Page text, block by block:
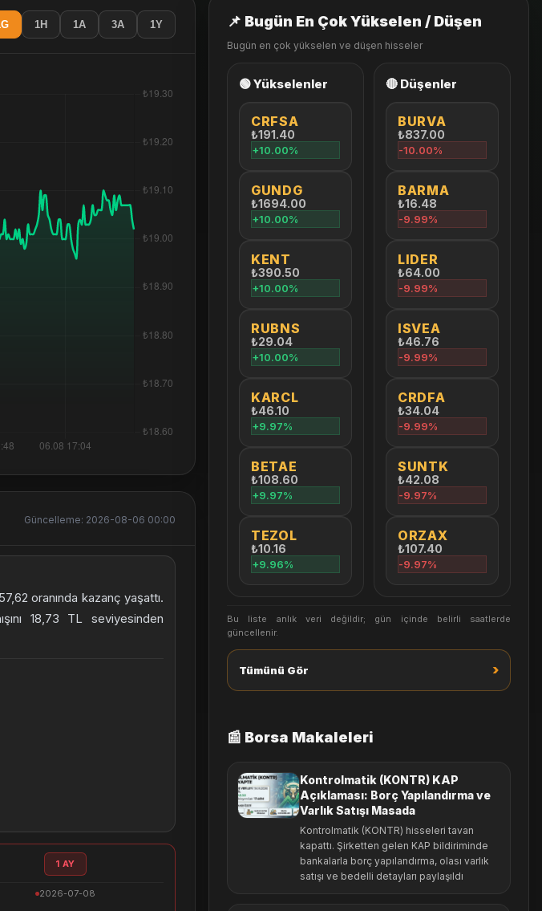
1H 1A 3A 1Y
Güncelleme: 2026-08-06 00:00
oranında kazanç yaşattı.
18,73 TL seviyesinden
1 AY
2026-07-08
📌 Bugün En Çok Yükselen / Düşen
Bugün en çok yükselen ve düşen hisseler
🟢 Yükselenler
CRFSA
₺191.40
+10.00%
GUNDG
₺1694.00
+10.00%
KENT
₺390.50
+10.00%
RUBNS
₺29.04
+10.00%
KARCL
₺46.10
+9.97%
BETAE
₺108.60
+9.97%
TEZOL
₺10.16
+9.96%
🔴 Düşenler
BURVA
₺837.00
-10.00%
BARMA
₺16.48
-9.99%
LIDER
₺64.00
-9.99%
ISVEA
₺46.76
-9.99%
CRDFA
₺34.04
-9.99%
SUNTK
₺42.08
-9.97%
ORZAX
₺107.40
-9.97%
Bu liste anlık veri değildir; gün içinde belirli saatlerde
güncellenir.
Tümünü Gör ›
📰 Borsa Makaleleri
Kontrolmatik (KONTR) KAP
Açıklaması: Borç Yapılandırma ve
Varlık Satışı Masada
Kontrolmatik (KONTR) hisseleri tavan
kapattı. Şirketten gelen KAP bildiriminde
bankalarla borç yapılandırma, olası varlık
satışı ve bedelli detayları paylaşıldı